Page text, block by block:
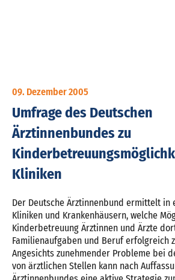
09. Dezember 2005
Umfrage des Deutschen
Ärztinnenbundes zu
Kliniken
Der Deutsche Ärztinnenbund ermittelt in
Kliniken und Krankenhäusern, welche
Kinderbetreuung Ärztinnen und Ärzte
Familienaufgaben und Beruf erfolgreich
Angesichts zunehmender Probleme bei
von ärztlichen Stellen kann nach